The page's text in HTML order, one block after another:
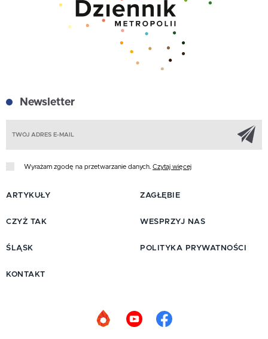
Newsletter
Wyrażam zgodę na przetwarzanie danych. Czytaj więcej
ARTYKUŁY
CZYŻ TAK
ŚLĄSK
ZAGŁĘBIE
WESPRZYJ NAS
POLITYKA PRYWATNOŚCI
KONTAKT